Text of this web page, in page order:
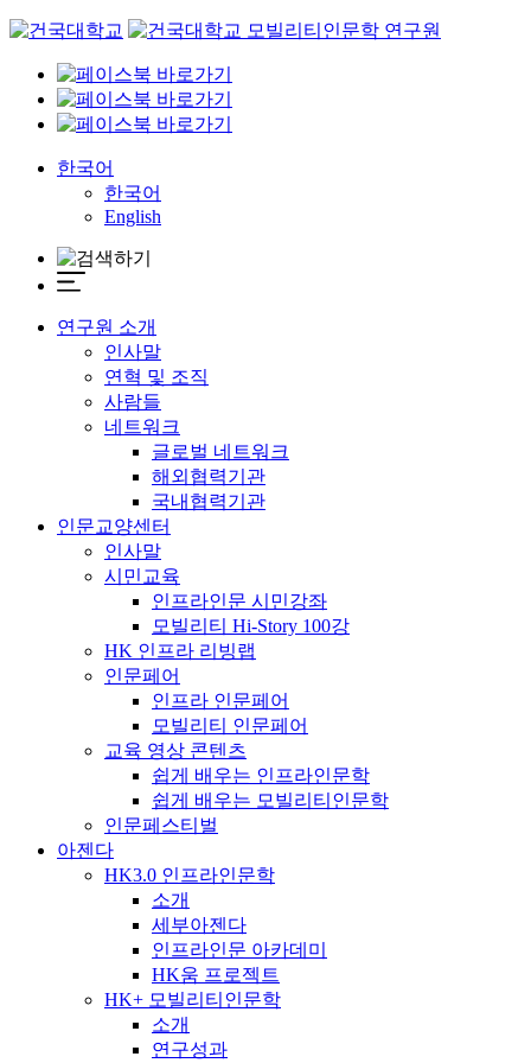
Skip
content
한국어
한국어
English
연구원 소개
인사말
연혁 및 조직
사람들
네트워크
글로벌 네트워크
해외협력기관
국내협력기관
인문교양센터
인사말
시민교육
인프라인문 시민강좌
모빌리티 Hi-Story 100강
HK 인프라 리빙랩
인문페어
인프라 인문페어
모빌리티 인문페어
교육 영상 콘텐츠
쉽게 배우는 인프라인문학
쉽게 배우는 모빌리티인문학
인문페스티벌
아젠다
HK3.0 인프라인문학
소개
세부아젠다
인프라인문 아카데미
HK움 프로젝트
HK+ 모빌리티인문학
소개
연구성과